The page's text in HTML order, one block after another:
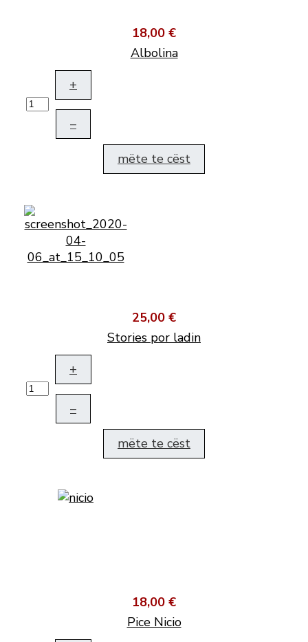
18,00 €
Albolina
+
–
mëte te cëst
25,00 €
Stories por ladin
+
–
mëte te cëst
18,00 €
Pice Nicio